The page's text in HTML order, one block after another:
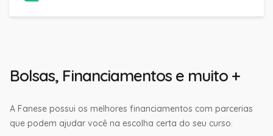
Bolsas, Financiamentos e muito +
A Fanese possui os melhores financiamentos com parcerias
que podem ajudar você na escolha certa do seu curso.